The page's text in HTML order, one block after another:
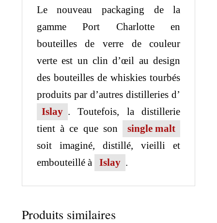
Le nouveau packaging de la
gamme Port Charlotte en
bouteilles de verre de couleur
verte est un clin d’œil au design
des bouteilles de whiskies tourbés
produits par d’autres distilleries d’
Islay . Toutefois, la distillerie
tient à ce que son
single malt
soit imaginé, distillé, vieilli et
embouteillé à
Islay .
Produits similaires